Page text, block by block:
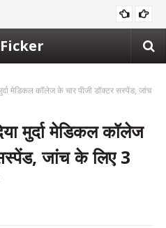
मेडिकल कॉलेज के चार पीजी डॉक्टर सस्पेंड, जांच
मुर्दा मेडिकल कॉलेज
जांच के लिए 3